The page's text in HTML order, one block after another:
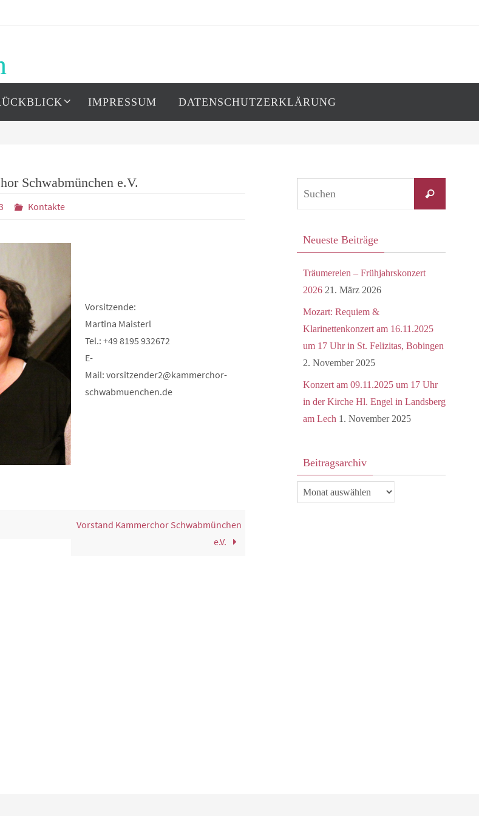
IMPRESSUM DATENSCHUTZERKLÄRUNG
Schwabmünchen e.V.
Kontakte
Vorsitzende:
Martina Maisterl
Tel.: +49 8195 932672
E-
Mail: vorsitzender2@kammerchor-
schwabmuenchen.de
Vorstand Kammerchor Schwabmünchen
e.V.
Suchen
Neueste Beiträge
Träumereien – Frühjahrskonzert
2026 21. März 2026
Mozart: Requiem &
Klarinettenkonzert am 16.11.2025
um 17 Uhr in St. Felizitas, Bobingen
2. November 2025
Konzert am 09.11.2025 um 17 Uhr
in der Kirche Hl. Engel in Landsberg
am Lech 1. November 2025
Beitragsarchiv
Beitragsarchiv